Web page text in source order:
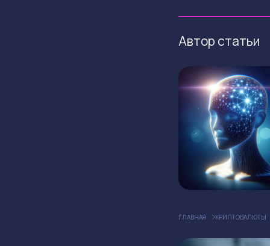
Автор статьи
ГЛАВНАЯ КРИПТОВАЛЮТЫ